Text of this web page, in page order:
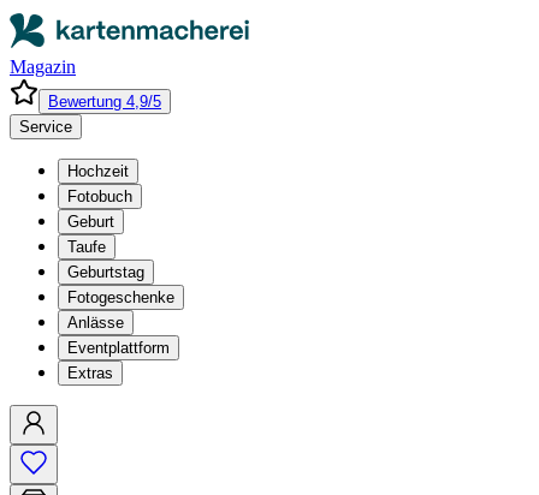
Magazin
Bewertung 4,9/5
Service
Hochzeit
Fotobuch
Geburt
Taufe
Geburtstag
Fotogeschenke
Anlässe
Eventplattform
Extras